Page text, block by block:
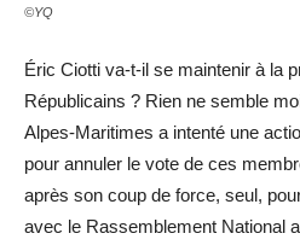
©YQ
Éric Ciotti va-t-il se maintenir à la
Républicains ? Rien ne semble
Alpes-Maritimes a intenté une
pour annuler le vote de ces
après son coup de force, seul,
avec le Rassemblement National